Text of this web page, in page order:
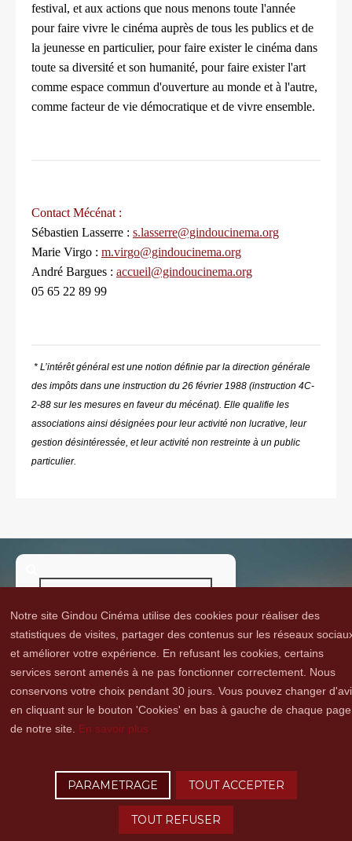
festival, et aux actions que nous menons toute l'année
pour faire vivre le cinéma auprès de tous les publics et de
la jeunesse en particulier, pour faire exister le cinéma dans
toute sa diversité et son humanité, pour faire exister l'art
comme espace commun d'ouverture au monde et à l'autre,
comme facteur de vie démocratique et de vivre ensemble.
Contact Mécénat :
Sébastien Lasserre : s.lasserre@gindoucinema.org
Marie Virgo : m.virgo@gindoucinema.org
André Bargues : accueil@gindoucinema.org
05 65 22 89 99
* L’intérêt général est une notion définie par la direction générale
des impôts dans une instruction du 26 février 1988 (instruction 4C-
2-88 sur les mesures en faveur du mécénat). Elle qualifie les
associations ainsi désignées pour leur activité non lucrative, leur
gestion désintéressée, et leur activité non restreinte à un public
particulier.
Gindou Cinéma Contacts Lettre d'infos Réseaux sociaux Partenaires
Vidéothèque Hommage à Guy Cavagnac Mentions Légales
Copyright © 2016 Gindou Cinéma | Gindou Cinéma -Le Bourg - 46250 Gindou |
Lyncee, Infographie: PAO, Multimédia & Web Design
Notre site Gindou Cinéma utilise des cookies pour réaliser des
statistiques de visites, partager des contenus sur les réseaux
et améliorer votre expérience. En refusant les cookies, certains
services seront amenés à ne pas fonctionner correctement. Nous
conservons votre choix pendant 30 jours. Vous pouvez changer
en cliquant sur le bouton 'Cookies' en bas à gauche de chaque page
de notre site. En savoir plus
PARAMETRAGE TOUT ACCEPTER
TOUT REFUSER